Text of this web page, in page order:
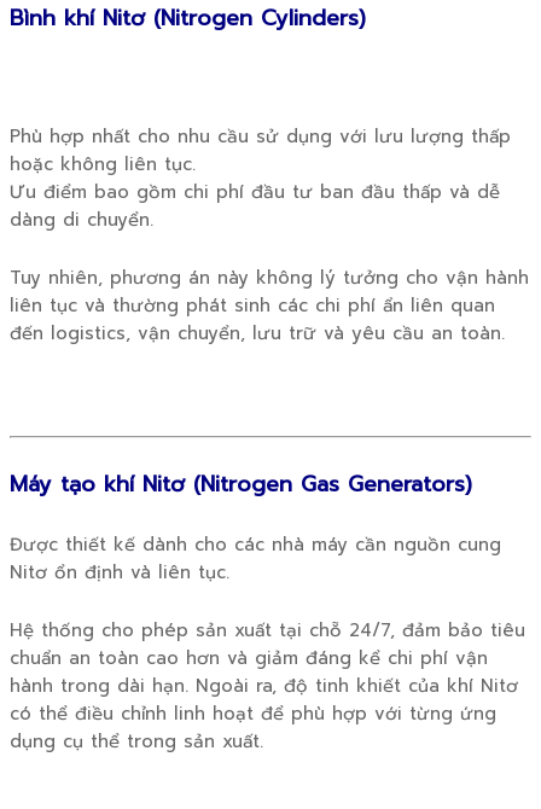
Bình khí Nitơ (Nitrogen Cylinders)
Phù hợp nhất cho nhu cầu sử dụng với lưu lượng thấp
hoặc không liên tục.
Ưu điểm bao gồm chi phí đầu tư ban đầu thấp và dễ
dàng di chuyển.
Tuy nhiên, phương án này không lý tưởng cho vận hành
liên tục và thường phát sinh các chi phí ẩn liên quan
đến logistics, vận chuyển, lưu trữ và yêu cầu an toàn.
Máy tạo khí Nitơ (Nitrogen Gas Generators)
Được thiết kế dành cho các nhà máy cần nguồn cung
Nitơ ổn định và liên tục.
Hệ thống cho phép sản xuất tại chỗ 24/7, đảm bảo tiêu
chuẩn an toàn cao hơn và giảm đáng kể chi phí vận
hành trong dài hạn. Ngoài ra, độ tinh khiết của khí Nitơ
có thể điều chỉnh linh hoạt để phù hợp với từng ứng
dụng cụ thể trong sản xuất.